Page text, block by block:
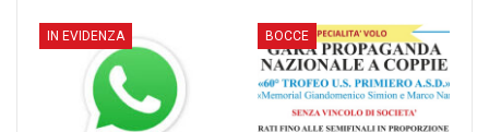
IN EVIDENZA BOCCE